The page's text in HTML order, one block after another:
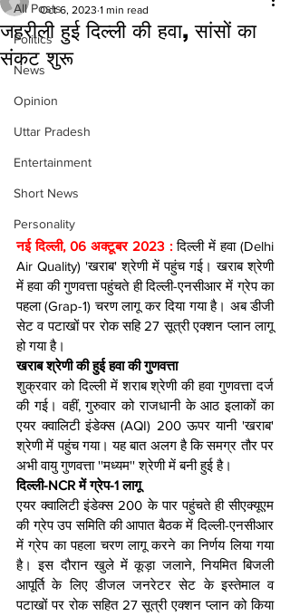
All Posts
Politics
News
Opinion
Uttar Pradesh
Entertainment
Short News
Personality
जहरीली हुई दिल्ली की हवा, सांसों का
संकट शुरू
Oct 6, 2023 1 min read
नई दिल्ली, 06 अक्टूबर 2023 : दिल्ली में हवा (Delhi
Air Quality) 'खराब' श्रेणी में पहुंच गई। खराब श्रेणी
में हवा की गुणवत्ता पहुंचते ही दिल्ली-एनसीआर में ग्रेप का
पहला (Grap-1) चरण लागू कर दिया गया है। अब डीजी
सेट व पटाखों पर रोक सहि 27 सूत्री एक्शन प्लान लागू
हो गया है।
खराब श्रेणी की हुई हवा की गुणवत्ता
शुक्रवार को दिल्ली में शराब श्रेणी की हवा गुणवत्ता दर्ज
की गई। वहीं, गुरुवार को राजधानी के आठ इलाकों का
एयर क्वालिटी इंडेक्स (AQI) 200 ऊपर यानी 'खराब'
श्रेणी में पहुंच गया। यह बात अलग है कि समग्र तौर पर
अभी वायु गुणवत्ता ''मध्यम'' श्रेणी में बनी हुई है।
दिल्ली-NCR में ग्रेप-1 लागू
एयर क्वालिटी इंडेक्स 200 के पार पहुंचते ही सीएक्यूएम
की ग्रेप उप समिति की आपात बैठक में दिल्ली-एनसीआर
में ग्रेप का पहला चरण लागू करने का निर्णय लिया गया
है। इस दौरान खुले में कूड़ा जलाने, नियमित बिजली
आपूर्ति के लिए डीजल जनरेटर सेट के इस्तेमाल व
पटाखों पर रोक सहित 27 सूत्री एक्शन प्लान को किया